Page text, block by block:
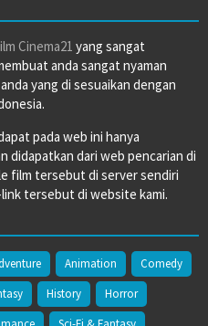
Cinema21 yang sangat
anda sangat nyaman
yang di sesuaikan dengan
pada web ini hanya
didapatkan dari web pencarian di
film tersebut di server sendiri
tersebut di website kami.
Animation
Comedy
History
Horror